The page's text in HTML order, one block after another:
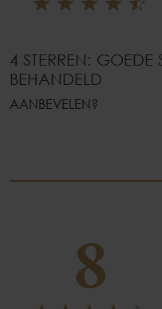
4 STERREN:
BEHANDELD
AANBEVELEN?
8